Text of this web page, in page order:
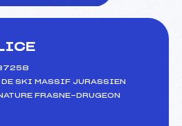
SKI MASSIF JURASSIEN
FRASNE-DRUGEON